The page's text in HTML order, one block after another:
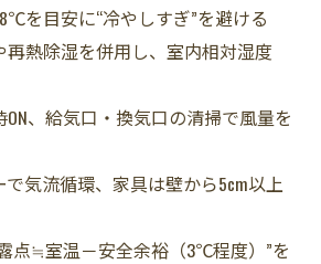
を目安に“冷やしすぎ”を避ける
再熱除湿を併用し、室内相対湿度
ON、給気口・換気口の清掃で風量を
で気流循環、家具は壁から5cm以上
点≒室温－安全余裕（3℃程度）”を